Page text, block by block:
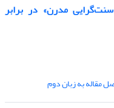
مدرن» در برابر
مقاله به زبان دوم